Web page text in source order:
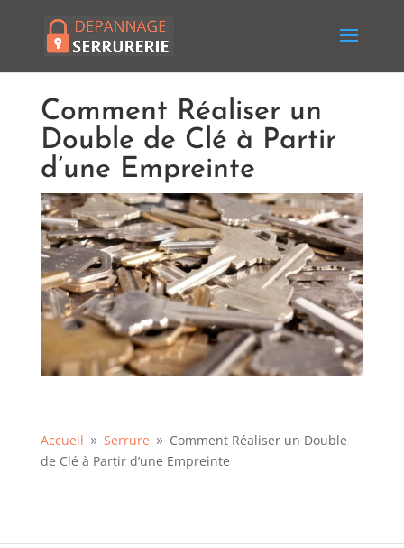
Comment Réaliser un
Double de Clé à Partir
d’une Empreinte
Accueil 9 Serrure 9 Comment Réaliser un Double
de Clé à Partir d’une Empreinte